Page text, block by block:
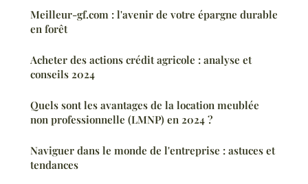
Meilleur-gf.com : l'avenir de votre épargne durable
en forêt
Acheter des actions crédit agricole : analyse et
conseils 2024
Quels sont les avantages de la location meublée
non professionnelle (LMNP) en 2024 ?
Naviguer dans le monde de l'entreprise : astuces et
tendances